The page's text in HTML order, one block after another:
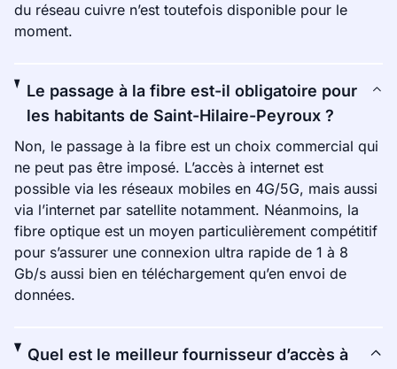
du réseau cuivre n’est toutefois disponible pour le
moment.
Le passage à la fibre est-il obligatoire pour
les habitants de Saint-Hilaire-Peyroux ?
Non, le passage à la fibre est un choix commercial qui
ne peut pas être imposé. L’accès à internet est
possible via les réseaux mobiles en 4G/5G, mais aussi
via l’internet par satellite notamment. Néanmoins, la
fibre optique est un moyen particulièrement compétitif
pour s’assurer une connexion ultra rapide de 1 à 8
Gb/s aussi bien en téléchargement qu’en envoi de
données.
Quel est le meilleur fournisseur d’accès à